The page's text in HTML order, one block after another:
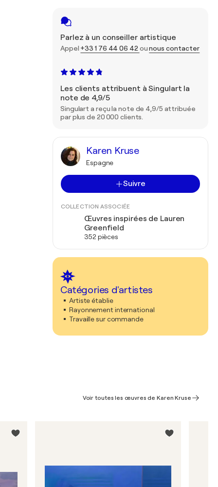
Parlez à un conseiller artistique
Appel +33 1 76 44 06 42 ounous contacter
Les clients attribuent à Singulart la
note de 4,9/5
Singulart a reçu la note de 4,9/5 attribuée
par plus de 20 000 clients.
Karen Kruse
Espagne
Suivre
COLLECTION ASSOCIÉE
Œuvres inspirées de Lauren
Greenfield
352 pièces
Catégories d'artistes
Artiste établie
Rayonnement international
Travaille sur commande
Voir toutes les œuvres de Karen Kruse